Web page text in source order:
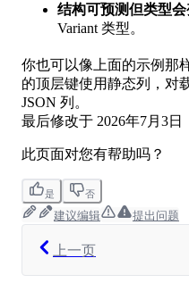
结构可预测但类型
Variant 类型。
你也可以像上面的示例那
的顶层键使用静态列，对
JSON 列。
最后修改于 2026年7月3日
此页面对您有帮助吗？
是 否
建议编辑 提出问题
上一页